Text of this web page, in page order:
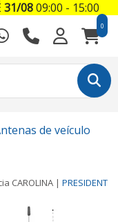
0
de veículo
CAROLINA | PRESIDENT
31/0809:00 - 15:00